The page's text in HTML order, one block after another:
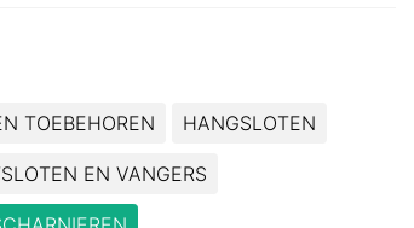
TOEBEHOREN HANGSLOTEN
EN VANGERS